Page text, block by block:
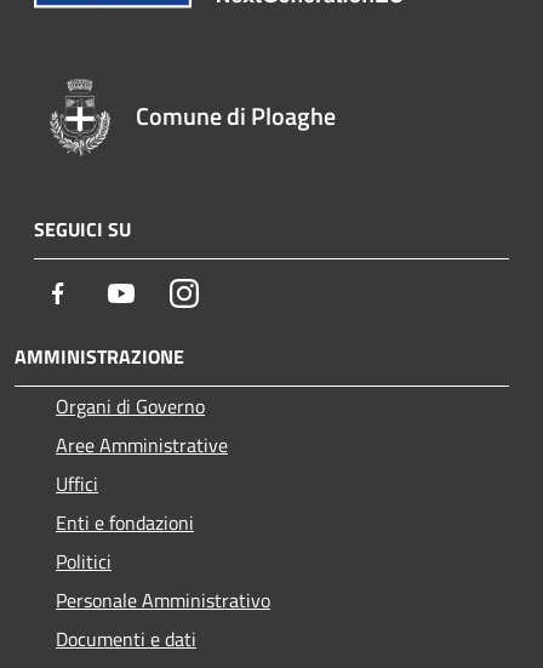
Comune di Ploaghe
SEGUICI SU
Facebook YoutubeInstagram
AMMINISTRAZIONE
Organi di Governo
Aree Amministrative
Uffici
Enti e fondazioni
Politici
Personale Amministrativo
Documenti e dati